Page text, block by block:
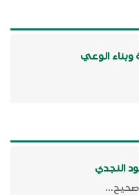
وبناء الوعي
النجدي
صحيح...